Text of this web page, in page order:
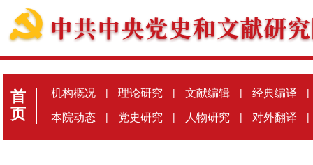
首
页
机构概况 | 理论研究 | 文献编辑 | 经典编译 |
本院动态 | 党史研究 | 人物研究 | 对外翻译 |